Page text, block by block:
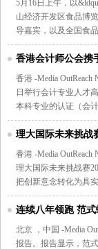
5月16日上午，以
山经济开发区食品博
导嘉宾，以及全国食
香港会计师公会携
香港 -Media
日举行会计专业人才
本科专业的认证（会
理大国际未来挑战
香港 -Media
理大国际未来挑战赛
把创新意念转化为具
连续八年领跑 范
北京 ，中国 -Media
报告。报告显示，范